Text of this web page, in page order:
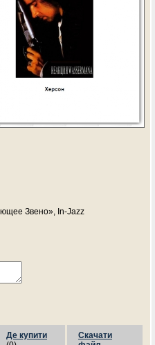
Звено», In-Jazz
Де купити
Скачати